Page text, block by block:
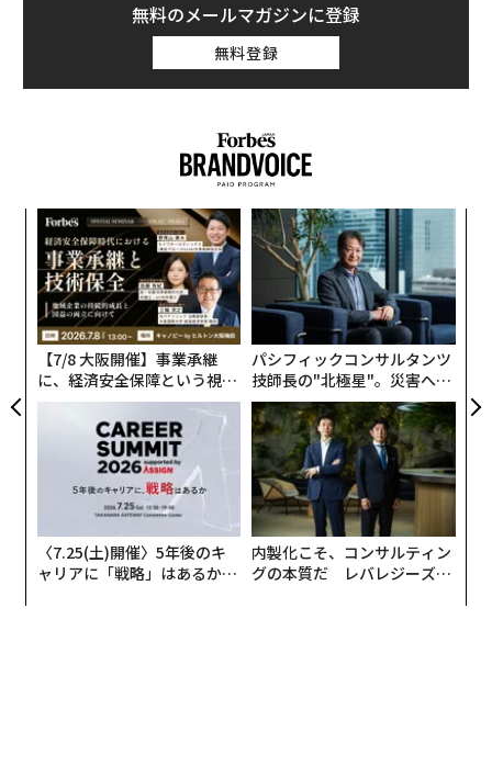
フィンテックが応えるべきクリエイターエコノミーの課題：必要なのは
Brex売却劇が突きつける、フィンテック業界への3つの教訓
フォーブスが選ぶフィンテック企業トップ50──「Fintech 50」2026年版
タグ：
ジャック・ドーシー
Facebook/フェイスブック
X/Twitter
ブロックチェーン
Fintech/フィンテック
レイオフ
意思決定 テクノロジー
Block/ブロック
ステーブルコイン/Stablecoin
advertisement
き業務上の必要性が認められる可能性があるものの、正
社員としての待遇は継続されないことを意味している。
ドーシーは書簡の中で2025年を「好調な年」と総括し、
に拡大したと述べた。また、あらゆる事業が順調に推移
しており、2025年第4四半期には前年同期比で24％の成
年比17％増、営業利益率は16％に達したという。
無料のメールマガジンに登録
無料登録
【7/8 大阪開催】事業承継
に、経済安全保障という視点
が加わるとき──経営者が問
われる新たな判断軸
パシフィックコンサルタンツ
技師長の"北極星"。災害への
無力感を乗り越え見つけた、
防災一筋20年の答え
〈7.25(土)開催〉5年後のキ
ャリアに「戦略」はあるか。
内製化こそ、コンサルティン
グの本質だ レバレジーズが